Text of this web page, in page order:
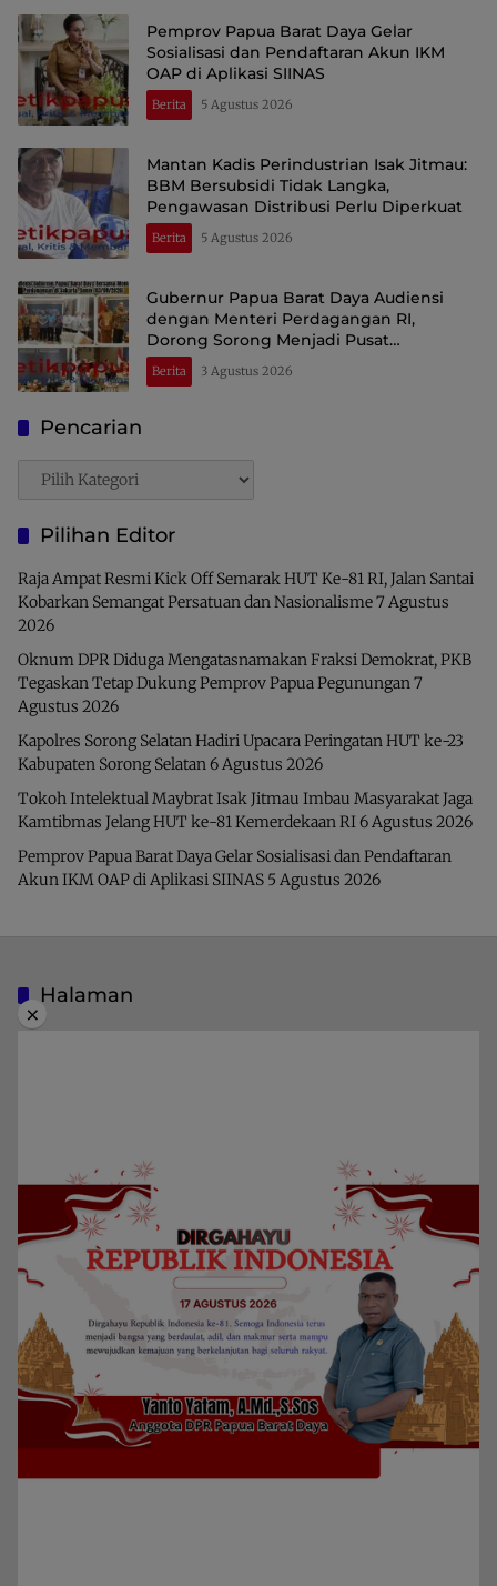
Pemprov Papua Barat Daya Gelar
Sosialisasi dan Pendaftaran Akun IKM
OAP di Aplikasi SIINAS
Berita 5 Agustus 2026
Mantan Kadis Perindustrian Isak Jitmau:
BBM Bersubsidi Tidak Langka,
Pengawasan Distribusi Perlu Diperkuat
Berita 5 Agustus 2026
Gubernur Papua Barat Daya Audiensi
dengan Menteri Perdagangan RI,
Dorong Sorong Menjadi Pusat
Perdagangan dan Ekspor Kawasan Timur
Indonesia
Berita 3 Agustus 2026
Pencarian
Pencarian
Pilihan Editor
Raja Ampat Resmi Kick Off Semarak HUT Ke-81 RI, Jalan Santai
Kobarkan Semangat Persatuan dan Nasionalisme7 Agustus
2026
Oknum DPR Diduga Mengatasnamakan Fraksi Demokrat, PKB
Tegaskan Tetap Dukung Pemprov Papua Pegunungan7
Agustus 2026
Kapolres Sorong Selatan Hadiri Upacara Peringatan HUT ke-23
Kabupaten Sorong Selatan6 Agustus 2026
Tokoh Intelektual Maybrat Isak Jitmau Imbau Masyarakat Jaga
Kamtibmas Jelang HUT ke-81 Kemerdekaan RI6 Agustus 2026
Pemprov Papua Barat Daya Gelar Sosialisasi dan Pendaftaran
Akun IKM OAP di Aplikasi SIINAS 5 Agustus 2026
Halaman
Kategori
Berita
Home
Papua Barat Daya
×